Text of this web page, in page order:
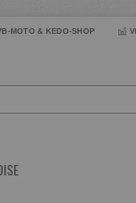
MOTO & KEDO-SHOP